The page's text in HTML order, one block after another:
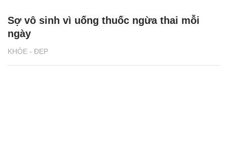
KHỎE - ĐẸP
Sợ vô sinh vì uống thuốc ngừa thai mỗi
ngày